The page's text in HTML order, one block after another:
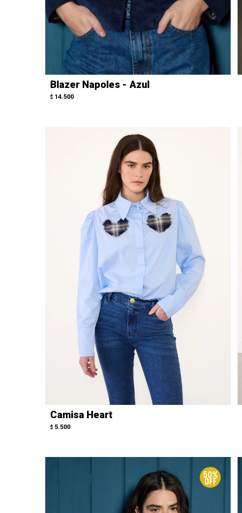
Blazer Napoles - Azul
$ 14.500
Camisa Heart
$ 5.500